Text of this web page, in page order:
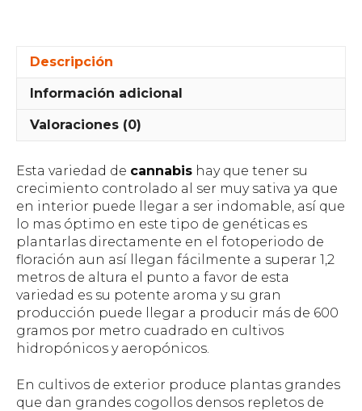
Descripción
Información adicional
Valoraciones (0)
Esta variedad de cannabis hay que tener su
crecimiento controlado al ser muy sativa ya que
en interior puede llegar a ser indomable, así que
lo mas óptimo en este tipo de genéticas es
plantarlas directamente en el fotoperiodo de
floración aun así llegan fácilmente a superar 1,2
metros de altura el punto a favor de esta
variedad es su potente aroma y su gran
producción puede llegar a producir más de 600
gramos por metro cuadrado en cultivos
hidropónicos y aeropónicos.
En cultivos de exterior produce plantas grandes
que dan grandes cogollos densos repletos de